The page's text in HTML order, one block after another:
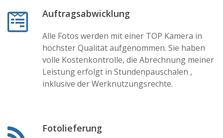
Auftragsabwicklung
Alle Fotos werden mit einer TOP Kamera in
höchster Qualität aufgenommen. Sie haben
volle Kostenkontrolle, die Abrechnung meiner
Leistung erfolgt in Stundenpauschalen ,
inklusive der Werknutzungsrechte.
Fotolieferung